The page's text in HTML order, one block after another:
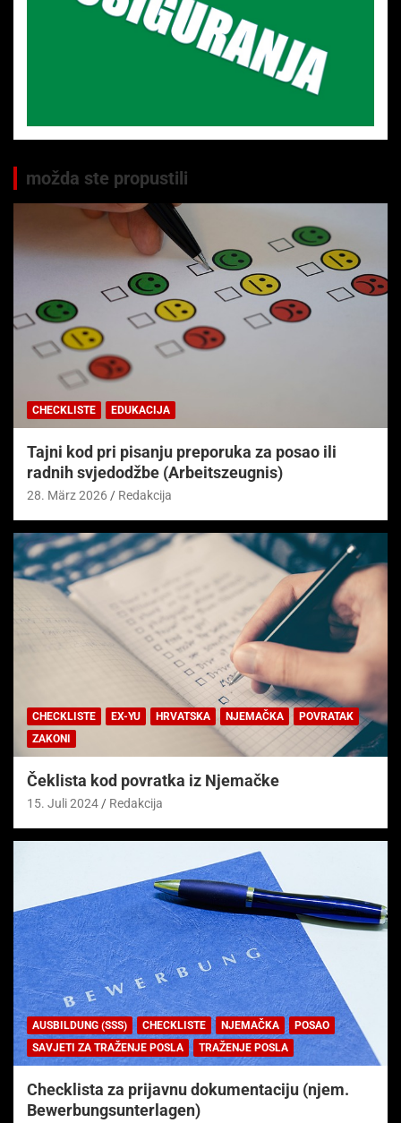
možda ste propustili
CHECKLISTE EDUKACIJA
Tajni kod pri pisanju preporuka za posao ili
radnih svjedodžbe (Arbeitszeugnis)
28. März 2026 Redakcija
CHECKLISTE EX-YU HRVATSKA NJEMAČKA
POVRATAK
ZAKONI
Čeklista kod povratka iz Njemačke
15. Juli 2024 Redakcija
AUSBILDUNG (SSS) CHECKLISTE NJEMAČKA
POSAO
SAVJETI ZA TRAŽENJE POSLA
TRAŽENJE POSLA
Checklista za prijavnu dokumentaciju (njem.
Bewerbungsunterlagen)